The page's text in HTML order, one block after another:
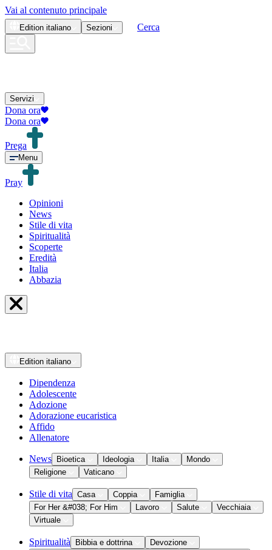
Vai al contenuto principale
Edition italiano Sezioni Cerca
Servizi
Dona ora
Dona ora
Prega
Menu
Pray
Opinioni
News
Stile di vita
Spiritualità
Scoperte
Eredità
Italia
Abbazia
Edition italiano
Dipendenza
Adolescente
Adozione
Adorazione eucaristica
Affido
Allenatore
News Bioetica Ideologia Italia
Mondo
Religione
Vaticano
Stile di vita Casa Coppia
Famiglia
For Her &#038; For Him
Lavoro Salute
Vecchiaia
Virtuale
Spiritualità Bibbia e dottrina
Devozione